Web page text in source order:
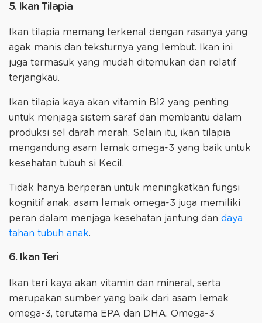
5. Ikan Tilapia
Ikan tilapia memang terkenal dengan rasanya yang
agak manis dan teksturnya yang lembut. Ikan ini
juga termasuk yang mudah ditemukan dan relatif
terjangkau.
Ikan tilapia kaya akan vitamin B12 yang penting
untuk menjaga sistem saraf dan membantu dalam
produksi sel darah merah. Selain itu, ikan tilapia
mengandung asam lemak omega-3 yang baik untuk
kesehatan tubuh si Kecil.
Tidak hanya berperan untuk meningkatkan fungsi
kognitif anak, asam lemak omega-3 juga memiliki
peran dalam menjaga kesehatan jantung dan daya
tahan tubuh anak.
6. Ikan Teri
Ikan teri kaya akan vitamin dan mineral, serta
merupakan sumber yang baik dari asam lemak
omega-3, terutama EPA dan DHA. Omega-3